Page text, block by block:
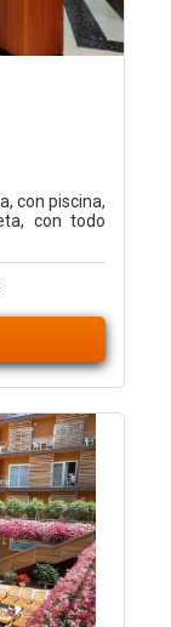
con piscina,
con todo